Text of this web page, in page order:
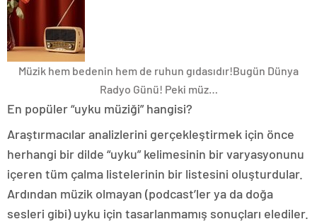
Müzik hem bedenin hem de ruhun gıdasıdır!Bugün Dünya
Radyo Günü! Peki müz…
En popüler “uyku müziği” hangisi?
Araştırmacılar analizlerini gerçekleştirmek için önce
herhangi bir dilde “uyku” kelimesinin bir varyasyonunu
içeren tüm çalma listelerinin bir listesini oluşturdular.
Ardından müzik olmayan (podcast’ler ya da doğa
sesleri gibi) uyku için tasarlanmamış sonuçları elediler.